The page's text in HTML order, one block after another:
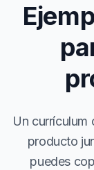
Un currículum
producto
puedes